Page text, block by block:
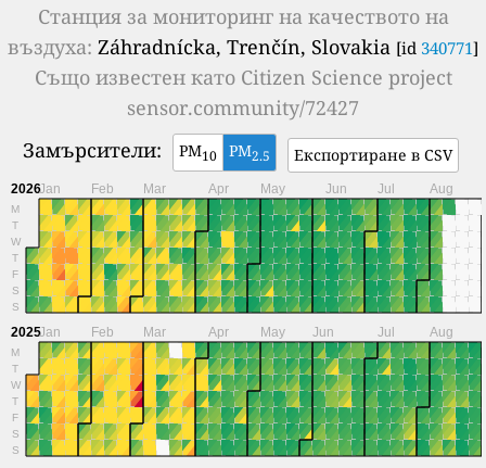
Станция за мониторинг на качеството на
въздуха: Záhradnícka, Trenčín, Slovakia [id 340771]
Също известен катоCitizen Science project
sensor.community/72427
Замърсители:
PM10 PM2.5 Експортиране в CSV
2026
M
T
W
T
F
S
S
Jan Feb Mar Apr May Jun Jul Aug
2025
M
T
W
T
F
S
S
Jan Feb Mar Apr May Jun Jul Aug